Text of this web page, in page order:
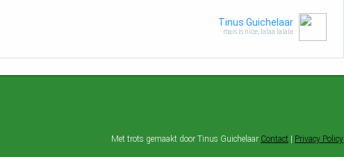
Tinus Guichelaar
mais is nice, lalaa lalala
Met trots gemaakt door Tinus Guichelaar Contact Privacy Policy